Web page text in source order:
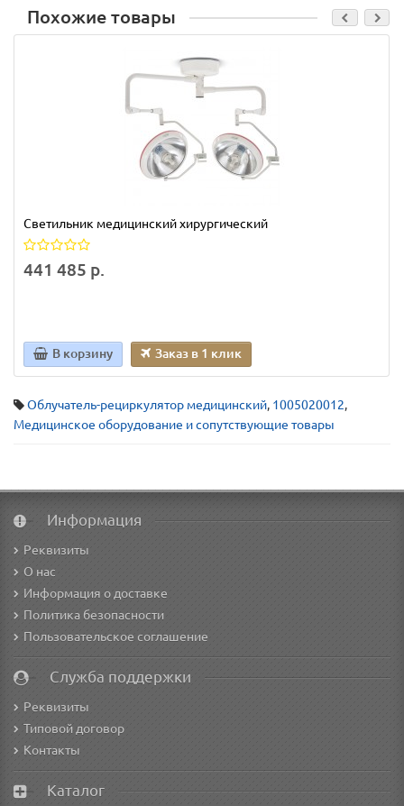
Похожие товары
Светильник медицинский хирургический
441 485 р.
В корзину Заказ в 1 клик
Облучатель-рециркулятор медицинский, 1005020012,
Медицинское оборудование и сопутствующие товары
Информация
Реквизиты
О нас
Информация о доставке
Политика безопасности
Пользовательское соглашение
Служба поддержки
Реквизиты
Типовой договор
Контакты
Каталог